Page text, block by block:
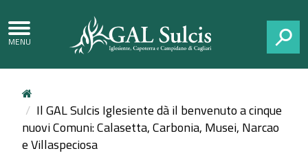
Il GAL Sulcis Iglesiente dà il benvenuto a cinque
nuovi Comuni: Calasetta, Carbonia, Musei, Narcao
e Villaspeciosa